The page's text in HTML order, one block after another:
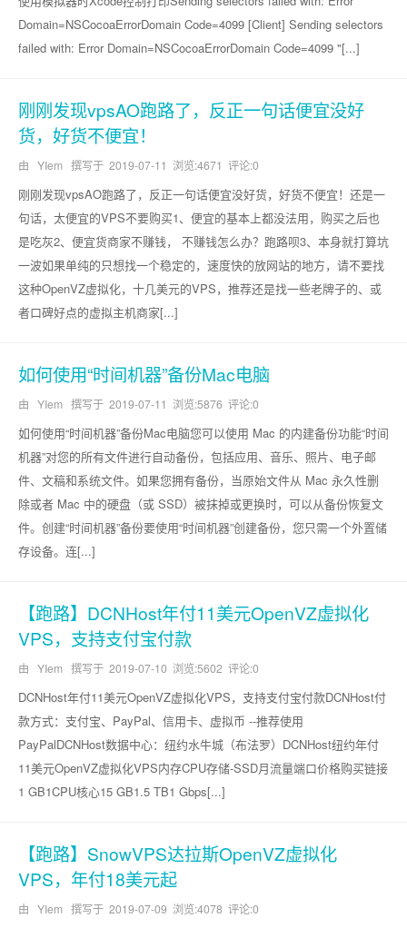
Domain=NSCocoaErrorDomain Code=4099 [Client] Sending selectors
failed with: Error Domain=NSCocoaErrorDomain Code=4099 "[...]
刚刚发现vpsAO跑路了，反正一句话便宜没好
货，好货不便宜！
由 YIem 撰写于 2019-07-11 浏览:4671 评论:0
刚刚发现vpsAO跑路了，反正一句话便宜没好货，好货不便宜！还是一
句话，太便宜的VPS不要购买1、便宜的基本上都没法用，购买之后也
是吃灰2、便宜货商家不赚钱， 不赚钱怎么办？跑路呗3、本身就打算坑
一波如果单纯的只想找一个稳定的，速度快的放网站的地方，请不要找
这种OpenVZ虚拟化，十几美元的VPS，推荐还是找一些老牌子的、或
者口碑好点的虚拟主机商家[...]
如何使用“时间机器”备份Mac电脑
由 YIem 撰写于 2019-07-11 浏览:5876 评论:0
如何使用“时间机器”备份Mac电脑您可以使用 Mac 的内建备份功能“时间
机器”对您的所有文件进行自动备份，包括应用、音乐、照片、电子邮
件、文稿和系统文件。如果您拥有备份，当原始文件从 Mac 永久性删
除或者 Mac 中的硬盘（或 SSD）被抹掉或更换时，可以从备份恢复文
件。创建“时间机器”备份要使用“时间机器”创建备份，您只需一个外置储
存设备。连[...]
【跑路】DCNHost年付11美元OpenVZ虚拟化
VPS，支持支付宝付款
由 YIem 撰写于 2019-07-10 浏览:5602 评论:0
DCNHost年付11美元OpenVZ虚拟化VPS，支持支付宝付款DCNHost付
款方式：支付宝、PayPal、信用卡、虚拟币 --推荐使用
PayPalDCNHost数据中心：纽约水牛城（布法罗）DCNHost纽约年付
11美元OpenVZ虚拟化VPS内存CPU存储-SSD月流量端口价格购买链接
1 GB1CPU核心15 GB1.5 TB1 Gbps[...]
【跑路】SnowVPS达拉斯OpenVZ虚拟化
VPS，年付18美元起
由 YIem 撰写于 2019-07-09 浏览:4078 评论:0